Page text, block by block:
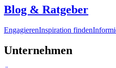
Blog & Ratgeber
EngagierenInspiration finden
Unternehmen